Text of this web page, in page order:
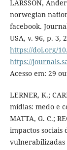
LARSSON,
norwegian
facebook.
USA, v. 96, p. 3,
https://doi.org/
https://
Acesso em: 29
LERNER, K.;
mídias: medo e
MATTA, G. C.;
impactos sociais
vulnerabilizadas